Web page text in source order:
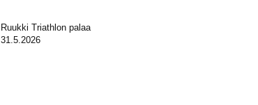
Ruukki Triathlon palaa
31.5.2026